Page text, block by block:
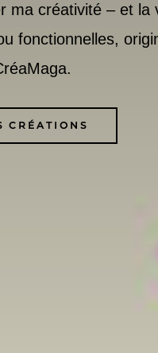
ma créativité – et
fonctionnelles,
CRÉATIONS